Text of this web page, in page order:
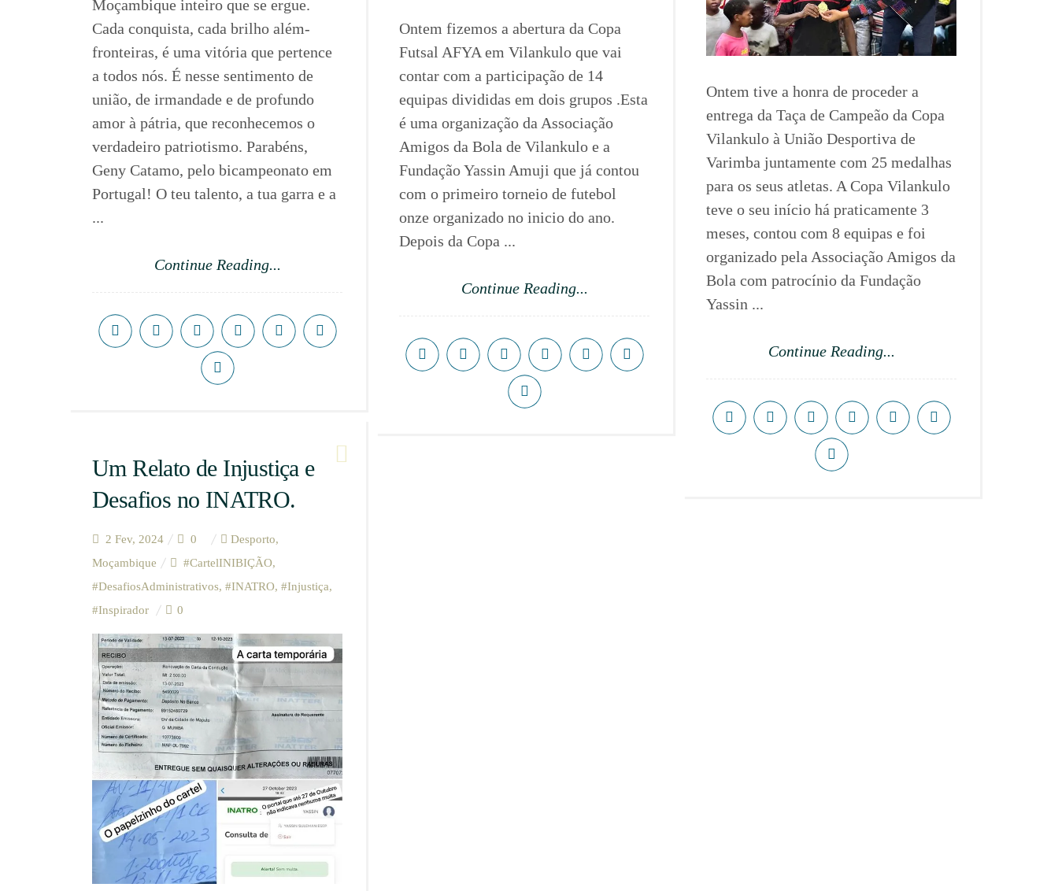
Moçambique inteiro que se ergue.
Cada conquista, cada brilho além-
fronteiras, é uma vitória que pertence
a todos nós. É nesse sentimento de
união, de irmandade e de profundo
amor à pátria, que reconhecemos o
verdadeiro patriotismo. Parabéns,
Geny Catamo, pelo bicampeonato em
Portugal! O teu talento, a tua garra e a
...
Continue Reading...
Ontem fizemos a abertura da Copa
Futsal AFYA em Vilankulo que vai
contar com a participação de 14
equipas divididas em dois grupos .Esta
é uma organização da Associação
Amigos da Bola de Vilankulo e a
Fundação Yassin Amuji que já contou
com o primeiro torneio de futebol
onze organizado no inicio do ano.
Depois da Copa ...
Continue Reading...
Ontem tive a honra de proceder a
entrega da Taça de Campeão da Copa
Vilankulo à União Desportiva de
Varimba juntamente com 25 medalhas
para os seus atletas. A Copa Vilankulo
teve o seu início há praticamente 3
meses, contou com 8 equipas e foi
organizado pela Associação Amigos da
Bola com patrocínio da Fundação
Yassin ...
Continue Reading...
Um Relato de Injustiça e
Desafios no INATRO.
2 Fev, 2024 0 Desporto,
Moçambique
#CartelINIBIÇÃO,
#DesafiosAdministrativos, #INATRO, #Injustiça,
#Inspirador
0